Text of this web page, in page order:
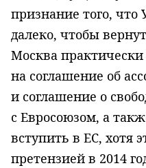
признание того,
далеко, чтобы
Москва
на соглашение об
и соглашение о
с Евросоюзом, а
вступить в ЕС, хотя
претензией в 2014